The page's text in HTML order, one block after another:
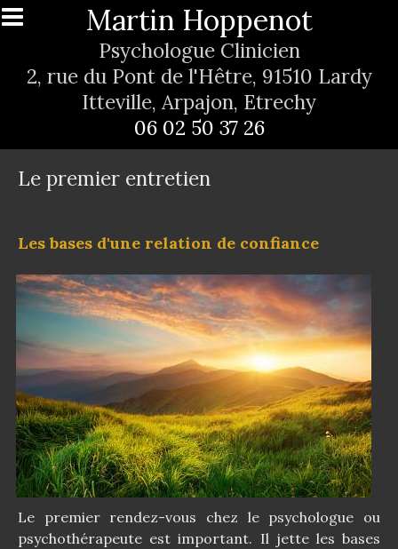
Aller au contenu principalMartin Hoppenot
Psychologue Clinicien
2, rue du Pont de l'Hêtre, 91510 Lardy
Itteville, Arpajon, Etrechy
06 02 50 37 26
Le premier entretien
Les bases d'une relation de confiance
Le premier rendez-vous chez le psychologue ou
psychothérapeute est important. Il jette les bases